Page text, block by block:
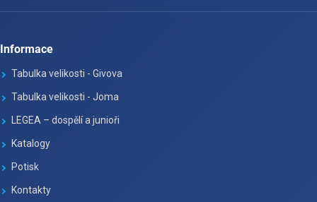
Informace
Tabulka velikosti - Givova
Tabulka velikosti - Joma
LEGEA – dospělí a junioři
Katalogy
Potisk
Kontakty